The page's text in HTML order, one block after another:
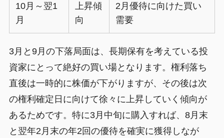
10月～翌1
月
上昇傾
向
2月優待に向けた買い
需要
3月と9月の下落局面は、長期保有を考えている投
資家にとって絶好の買い場となります。権利落ち
直後は一時的に株価が下がりますが、その後は次
の権利確定日に向けて徐々に上昇していく傾向が
あるためです。特に3月中旬に購入すれば、8月末
と翌年2月末の年2回の優待を確実に獲得しなが